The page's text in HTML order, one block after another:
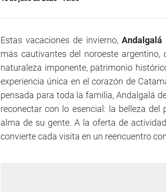
Estas vacaciones de invierno, Andalgalá
más cautivantes del noroeste
naturaleza imponente, patrimonio
experiencia única en el corazón de
pensada para toda la familia, Andalgalá
reconectar con lo esencial: la belleza
alma de su gente. A la oferta de
convierte cada visita en un reencuentro